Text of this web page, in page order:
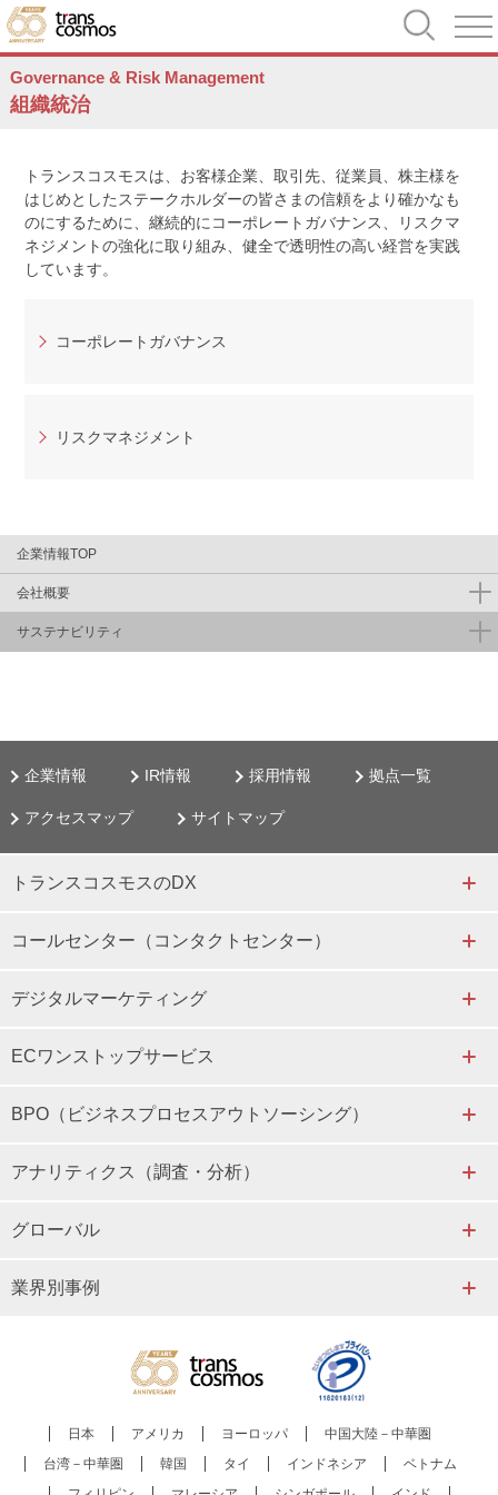
Governance & Risk Management
組織統治
トランスコスモスは、お客様企業、取引先、従業員、株主様を
はじめとしたステークホルダーの皆さまの信頼をより確かなも
のにするために、継続的にコーポレートガバナンス、リスクマ
ネジメントの強化に取り組み、健全で透明性の高い経営を実践
しています。
コーポレートガバナンス
リスクマネジメント
企業情報TOP
会社概要
サステナビリティ
企業情報 IR情報 採用情報 拠点一覧
アクセスマップ サイトマップ
トランスコスモスのDX
コールセンター（コンタクトセンター）
デジタルマーケティング
ECワンストップサービス
BPO（ビジネスプロセスアウトソーシング）
アナリティクス（調査・分析）
グローバル
業界別事例
日本 アメリカ ヨーロッパ
中国大陸－中華圏
台湾－中華圏
韓国 タイ インドネシア
ベトナム